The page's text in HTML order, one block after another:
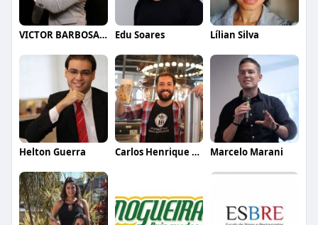
VICTOR BARBOSA QUARANTA Edu Soares Lílian Silva
Helton Guerra Carlos Henrique de Faria Vasconcelos Marcelo Marani